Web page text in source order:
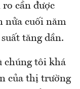
cần được
nửa cuối năm
tăng dần.
chúng tôi khá
của thị trường